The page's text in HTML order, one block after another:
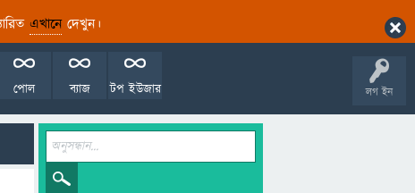
এখানেদেখুন।
লগ ইন
টপ ইউজার
ব্যাজ
পোল